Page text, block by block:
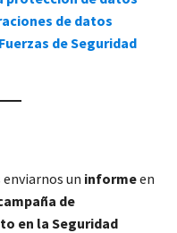
de datos
de Seguridad
un informeen
de
en la Seguridad